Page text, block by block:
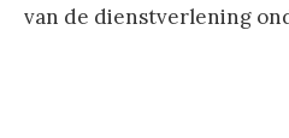
van de dienstverlening